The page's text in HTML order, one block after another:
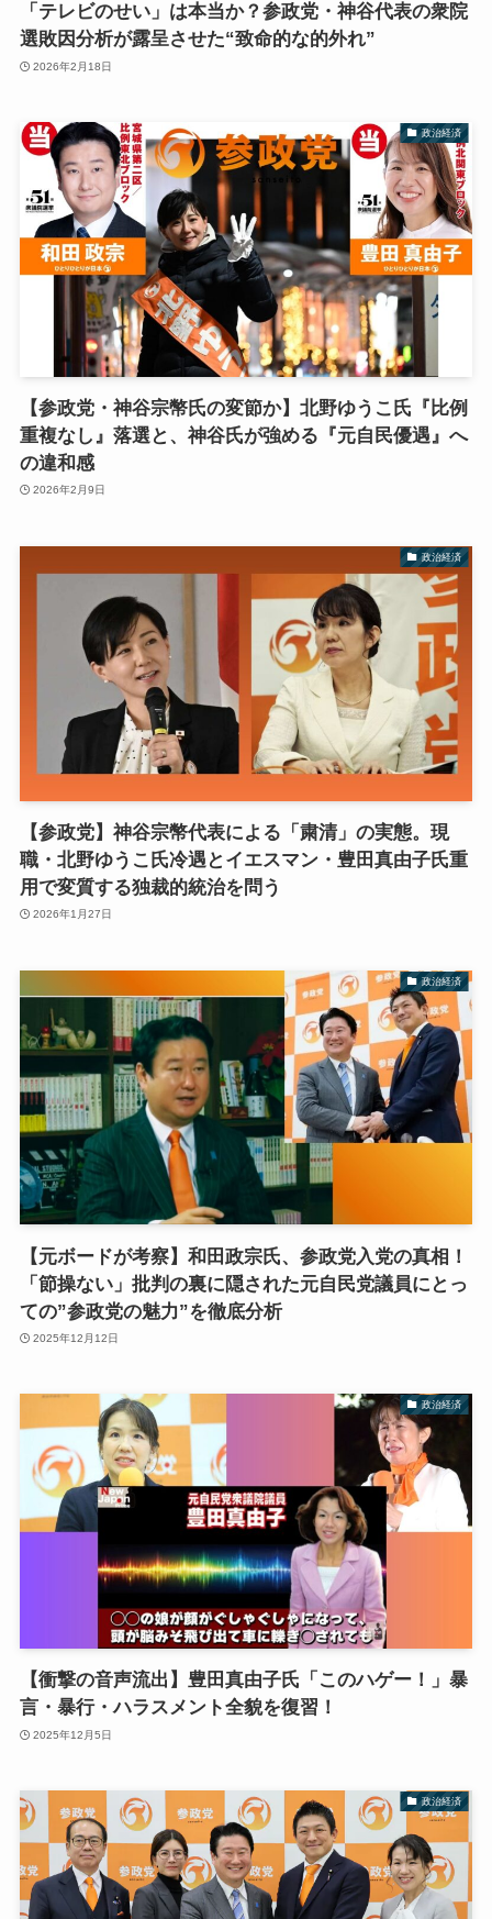
「テレビのせい」は本当か？参政党・神谷代表の衆院
選敗因分析が露呈させた“致命的な的外れ”
2026年2月18日
政治経済
【参政党・神谷宗幣氏の変節か】北野ゆうこ氏『比例
重複なし』落選と、神谷氏が強める『元自民優遇』へ
の違和感
2026年2月9日
政治経済
【参政党】神谷宗幣代表による「粛清」の実態。現
職・北野ゆうこ氏冷遇とイエスマン・豊田真由子氏重
用で変質する独裁的統治を問う
2026年1月27日
政治経済
【元ボードが考察】和田政宗氏、参政党入党の真相！
「節操ない」批判の裏に隠された元自民党議員にとっ
ての”参政党の魅力”を徹底分析
2025年12月12日
政治経済
【衝撃の音声流出】豊田真由子氏「このハゲー！」暴
言・暴行・ハラスメント全貌を復習！
2025年12月5日
政治経済